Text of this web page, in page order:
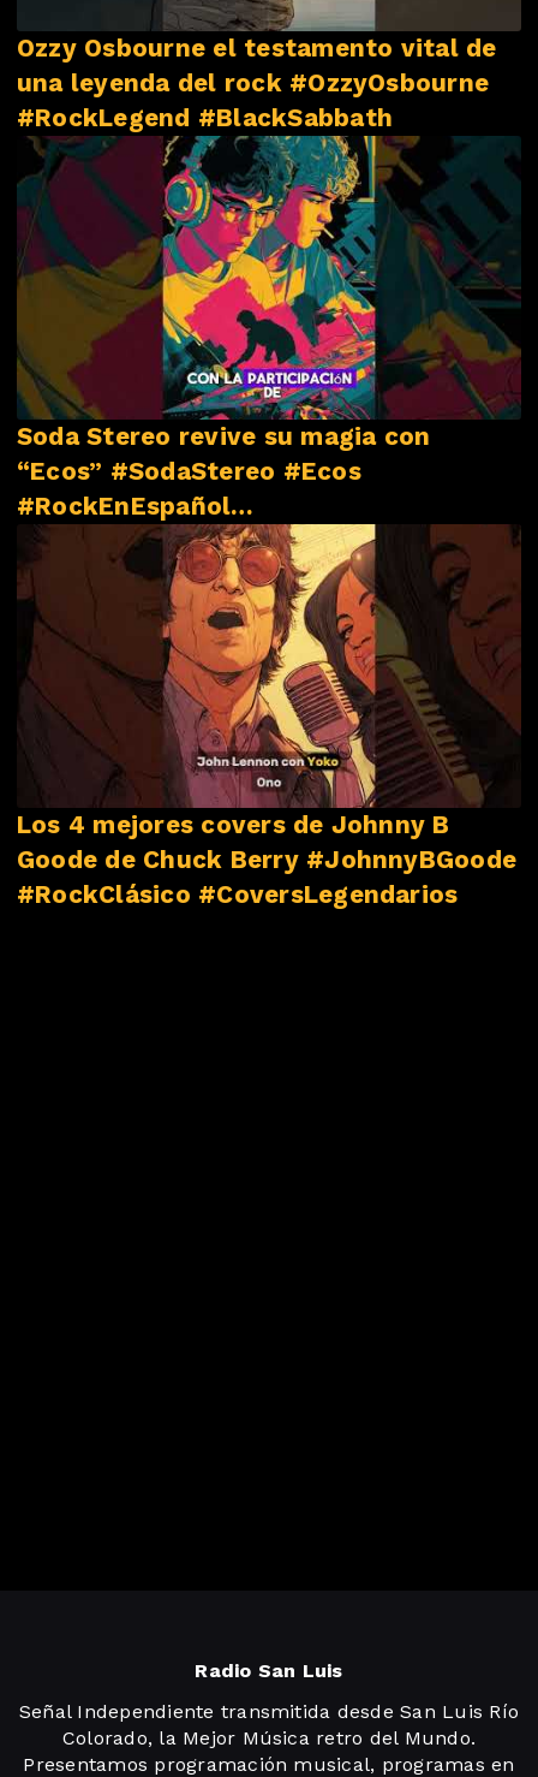
Ozzy Osbourne el testamento vital de
una leyenda del rock #OzzyOsbourne
#RockLegend #BlackSabbath
Soda Stereo revive su magia con
“Ecos” #SodaStereo #Ecos
#RockEnEspañol
#NovedadesMusicales
Los 4 mejores covers de Johnny B
Goode de Chuck Berry #JohnnyBGoode
#RockClásico #CoversLegendarios
Radio San Luis
Señal Independiente transmitida desde San Luis Río
Colorado, la Mejor Música retro del Mundo.
Presentamos programación musical, programas en